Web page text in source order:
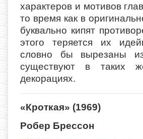
характеров и мотивов
то время как в
буквально кипят
этого теряется их
словно бы вырезаны
существуют в таких
декорациях.
«Кроткая» (1969)
Робер Брессон